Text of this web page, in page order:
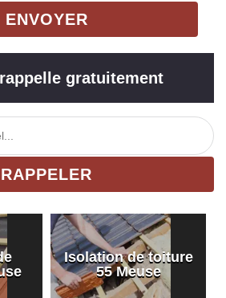
gratuitement
Isolation de toiture
55 Meuse